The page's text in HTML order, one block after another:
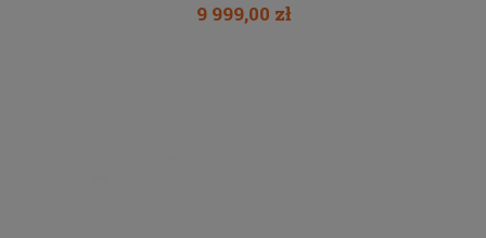
9 999,00 zł